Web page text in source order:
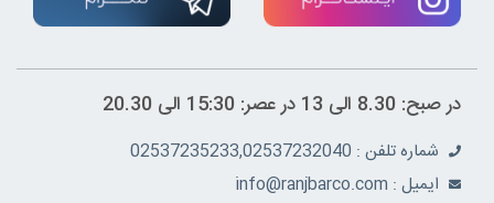
در صبح: 8.30 الی 13 در عصر: 15:30 الی 20.30
شماره تلفن : 02537235233,02537232040
ايميل : info@ranjbarco.com